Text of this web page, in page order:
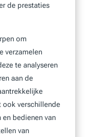
de prestaties
om
verzamelen
te analyseren
aan de
ook verschillende
bedienen van
van